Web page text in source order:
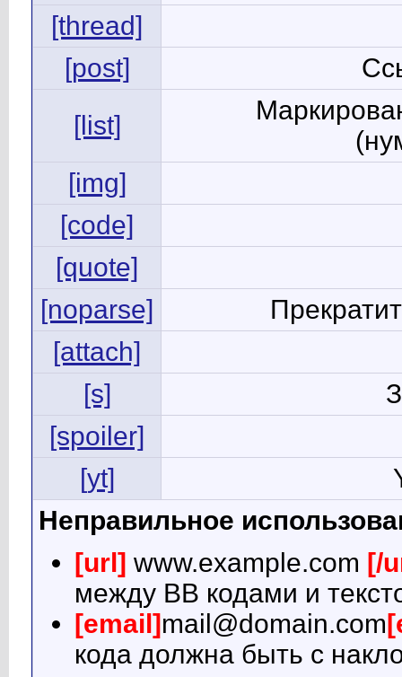
[thread]
[post]
[list]
[img]
[code]
[quote]
[noparse]
[attach]
[s]
[spoiler]
[yt]
Неправильное
[url] www.example.com [/
между BB кодами и
[email] mail@domain.com
кода должна быть с